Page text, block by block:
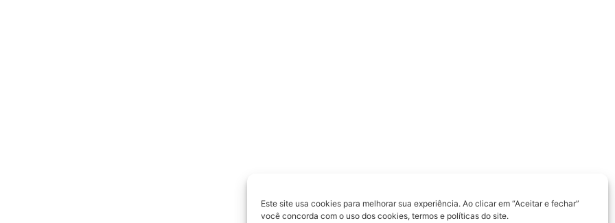
Este site usa cookies para melhorar sua experiência. Ao clicar em “Aceitar e fechar”
você concorda com o uso dos cookies, termos e políticas do site.